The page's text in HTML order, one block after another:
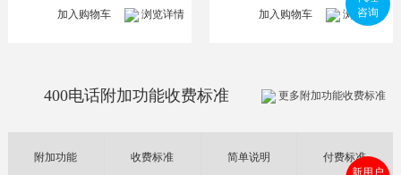
加入购物车 浏览详情 加入购物车 浏览详情
更多附加功能收费标准
400电话附加功能收费标准
附加功能 收费标准 简单说明 付费标准
咨询
新用户